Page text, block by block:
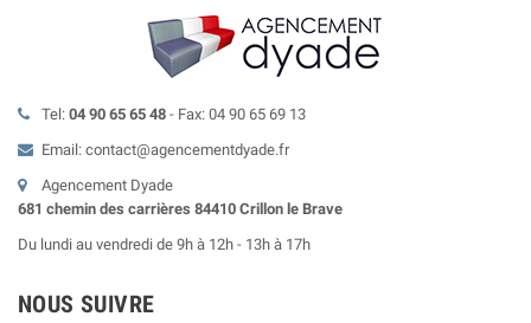
Tel: 04 90 65 65 48 - Fax: 04 90 65 69 13
Email: contact@agencementdyade.fr
Agencement Dyade
681 chemin des carrières 84410 Crillon le Brave
Du lundi au vendredi de 9h à 12h - 13h à 17h
NOUS SUIVRE